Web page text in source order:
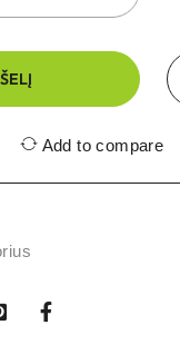
Add to compare